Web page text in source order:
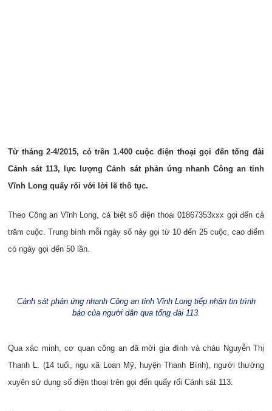
Từ tháng 2-4/2015, có trên 1.400 cuộc điện thoại gọi đến tổng đài
Cảnh sát 113, lực lượng Cảnh sát phản ứng nhanh Công an tỉnh
Vĩnh Long quấy rối với lời lẽ thô tục.
Theo Công an Vĩnh Long, cá biệt số điện thoại 01867353xxx gọi đến cả
trăm cuộc. Trung bình mỗi ngày số này gọi từ 10 đến 25 cuộc, cao điểm
có ngày gọi đến 50 lần.
Cảnh sát phản ứng nhanh Công an tỉnh Vĩnh Long tiếp nhận tin trình
báo của người dân qua tổng đài 113.
Qua xác minh, cơ quan công an đã mời gia đình và cháu Nguyễn Thị
Thanh L. (14 tuổi, ngụ xã Loan Mỹ, huyện Thanh Bình), người thường
xuyên sử dụng số điện thoại trên gọi đến quấy rối Cảnh sát 113.